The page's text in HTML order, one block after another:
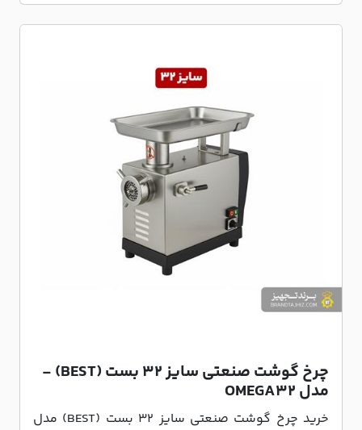
چرخ گوشت صنعتی سایز 32 بست (BEST) -
مدل OMEGA32
خرید چرخ گوشت صنعتی سایز 32 بست (BEST) مدل